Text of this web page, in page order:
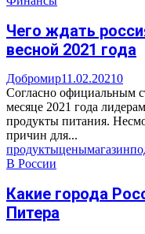
Чего ждать
весной 2021 года
Добромир11.02.20210
Согласно официальным
месяце 2021 года
продукты питания.
причин для...
продуктыценымагазин
В России
Какие города
Питера